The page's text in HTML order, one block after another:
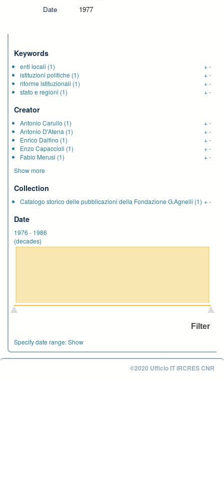
Date
1977
Keywords
enti locali (1) +-
istituzioni politiche (1) +-
riforme istituzionali (1) +-
stato e regioni (1) +-
Creator
Antonio Carullo (1) +-
Antonio D'Atena (1) +-
Enrico Dalfino (1) +-
Enzo Capaccioli (1) +-
Fabio Merusi (1) +-
Show more
Collection
Catalogo storico delle pubblicazioni della Fondazione G.Agnelli (1) +-
Date
1976 - 1986
(decades)
Specify date range:Show
©2020 Ufficio IT IRCRES CNR